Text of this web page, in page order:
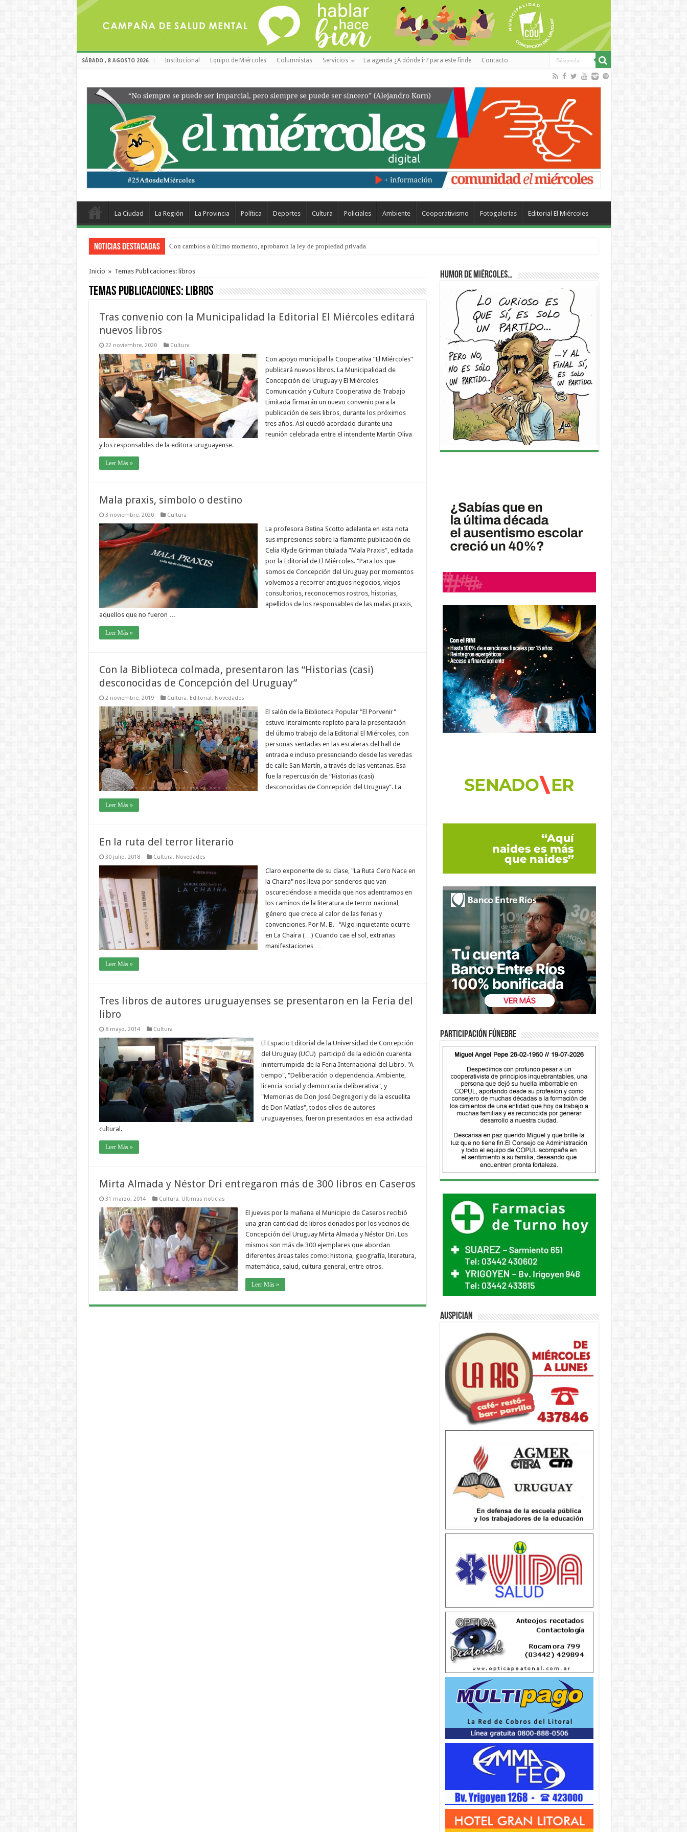
SÁBADO , 8 AGOSTO 2026 Institucional Equipo de Miércoles Columnistas Servicios La agenda ¿A dónde ir? para este finde Contacto
La Ciudad La Región La Provincia Política Deportes Cultura Policiales Ambiente Cooperativismo Fotogalerías Editorial El Miércoles
Noticias Destacadas Con cambios a último momento, aprobaron la ley de propiedad privada
Adopción en Entre Ríos: el 35% de los 90 niños, niñas y adolescentes que esperan una familia tiene CUD
Inicio » Temas Publicaciones: libros
Temas Publicaciones: libros
Tras convenio con la Municipalidad la Editorial El Miércoles editará
nuevos libros
22 noviembre, 2020 Cultura
Con apoyo municipal la Cooperativa “El Miércoles”
publicará nuevos libros. La Municipalidad de
Concepción del Uruguay y El Miércoles
Comunicación y Cultura Cooperativa de Trabajo
Limitada firmarán un nuevo convenio para la
publicación de seis libros, durante los próximos
tres años. Así quedó acordado durante una
reunión celebrada entre el intendente Martín Oliva
y los responsables de la editora uruguayense. …
Leer Más »
Mala praxis, símbolo o destino
3 noviembre, 2020 Cultura
La profesora Betina Scotto adelanta en esta nota
sus impresiones sobre la flamante publicación de
Celia Klyde Grinman titulada "Mala Praxis", editada
por la Editorial de El Miércoles. "Para los que
somos de Concepción del Uruguay por momentos
volvemos a recorrer antiguos negocios, viejos
consultorios, reconocemos rostros, historias,
apellidos de los responsables de las malas praxis,
aquellos que no fueron …
Leer Más »
Con la Biblioteca colmada, presentaron las “Historias (casi)
desconocidas de Concepción del Uruguay”
2 noviembre, 2019 Cultura, Editorial, Novedades
El salón de la Biblioteca Popular "El Porvenir"
estuvo literalmente repleto para la presentación
del último trabajo de la Editorial El Miércoles, con
personas sentadas en las escaleras del hall de
entrada e incluso presenciando desde las veredas
de calle San Martín, a través de las ventanas. Esa
fue la repercusión de “Historias (casi)
desconocidas de Concepción del Uruguay”. La …
Leer Más »
En la ruta del terror literario
30 julio, 2018 Cultura, Novedades
Claro exponente de su clase, "La Ruta Cero Nace en
la Chaira" nos lleva por senderos que van
oscureciéndose a medida que nos adentramos en
los caminos de la literatura de terror nacional,
género que crece al calor de las ferias y
convenciones. Por M. B. “Algo inquietante ocurre
en La Chaira (…) Cuando cae el sol, extrañas
manifestaciones …
Leer Más »
Tres libros de autores uruguayenses se presentaron en la Feria del
libro
8 mayo, 2014 Cultura
El Espacio Editorial de la Universidad de Concepción
del Uruguay (UCU) participó de la edición cuarenta
ininterrumpida de la Feria Internacional del Libro. "A
tiempo", "Deliberación o dependencia. Ambiente,
licencia social y democracia deliberativa", y
"Memorias de Don José Degregori y de la escuelita
de Don Matías", todos ellos de autores
uruguayenses, fueron presentados en esa actividad
cultural.
Leer Más »
Mirta Almada y Néstor Dri entregaron más de 300 libros en Caseros
31 marzo, 2014 Cultura, Ultimas noticias
El jueves por la mañana el Municipio de Caseros recibió
una gran cantidad de libros donados por los vecinos de
Concepción del Uruguay Mirta Almada y Néstor Dri. Los
mismos son más de 300 ejemplares que abordan
diferentes áreas tales como: historia, geografía, literatura,
matemática, salud, cultura general, entre otros.
Leer Más »
Humor de Miércoles…
Participación fúnebre
Auspician